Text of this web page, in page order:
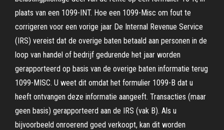
plaats van een 1099-INT. Hoe een 1099-Misc om fout te
corrigeren voor een vorige jaar De Internal Revenue Service
(IRS) vereist dat de overige baten betaald aan personen in de
loop van handel of bedrijf gedurende het jaar worden
gerapporteerd op basis van de overige baten informatie terug
1099-MISC. U weet dit omdat het formulier 1099-B dat u
heeft ontvangen deze informatie aangeeft. Transacties (maar
geen basis) gerapporteerd aan de IRS (vak B). Als u
bijvoorbeeld onroerend goed verkoopt, kan dit worden